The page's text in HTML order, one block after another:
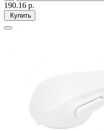
190.16 р.
Купить